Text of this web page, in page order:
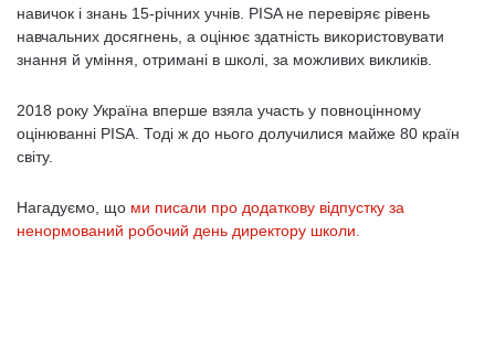
навичок і знань 15-річних учнів. PISA не перевіряє рівень
навчальних досягнень, а оцінює здатність використовувати
знання й уміння, отримані в школі, за можливих викликів.
2018 року Україна вперше взяла участь у повноцінному
оцінюванні PISA. Тоді ж до нього долучилися майже 80 країн
світу.
Нагадуємо, що ми писали про додаткову відпустку за
ненормований робочий день директору школи.